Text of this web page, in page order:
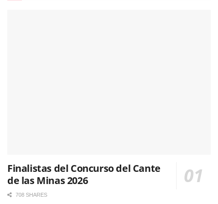
Finalistas del Concurso del Cante
de las Minas 2026
708 SHARES